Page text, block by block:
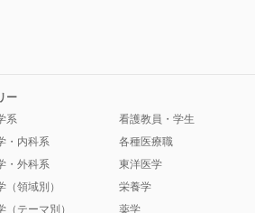
ー
系
・内科系
・外科系
（領域別）
（テーマ別）
看護教員・学生
各種医療職
東洋医学
栄養学
薬学